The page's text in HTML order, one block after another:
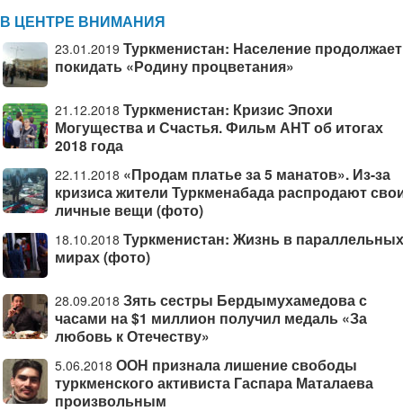
В ЦЕНТРЕ ВНИМАНИЯ
23.01.2019 Туркменистан: Население продолжает
покидать «Родину процветания»
21.12.2018 Туркменистан: Кризис Эпохи
Могущества и Счастья. Фильм АНТ об итогах
2018 года
22.11.2018 «Продам платье за 5 манатов». Из-за
кризиса жители Туркменабада распродают
личные вещи (фото)
18.10.2018 Туркменистан: Жизнь в параллельных
мирах (фото)
28.09.2018 Зять сестры Бердымухамедова с
часами на $1 миллион получил медаль «За
любовь к Отечеству»
5.06.2018 ООН признала лишение свободы
туркменского активиста Гаспара Маталаева
произвольным